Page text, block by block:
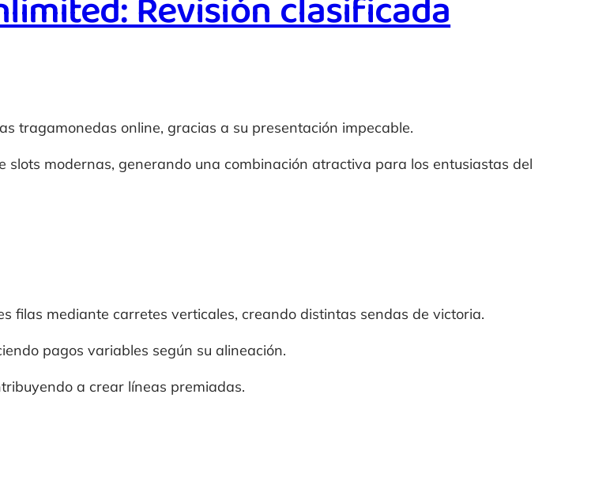
Revisión clasificada
tragamonedas online, gracias a su presentación impecable.
modernas, generando una combinación atractiva para los entusiastas del
filas mediante carretes verticales, creando distintas sendas de victoria.
pagos variables según su alineación.
a crear líneas premiadas.